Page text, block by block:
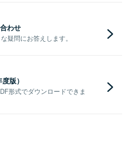
わせ
疑問にお答えします。
版）
形式でダウンロードできま